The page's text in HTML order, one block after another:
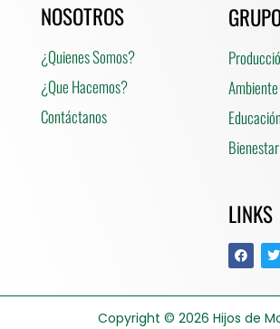
NOSOTROS
¿Quienes Somos?
¿Que Hacemos?
Contáctanos
Ambiente
Educación
LINKS
Copyright © 2026 Hijos de